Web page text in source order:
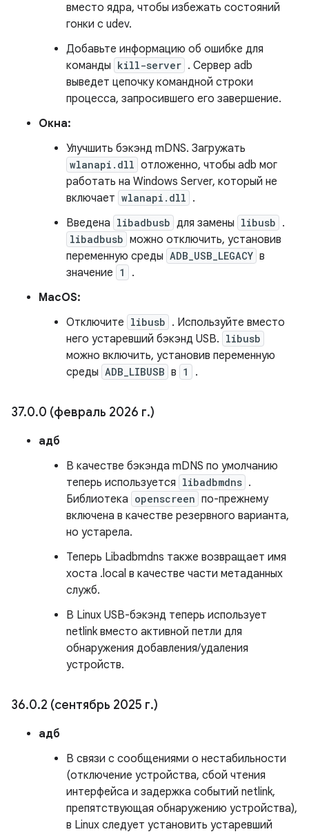
вместо ядра, чтобы избежать состояний
гонки с udev.
Добавьте информацию об ошибке для
команды kill-server . Сервер adb
выведет цепочку командной строки
процесса, запросившего его завершение.
Окна:
Улучшить бэкэнд mDNS. Загружать
wlanapi.dll отложенно, чтобы adb мог
работать на Windows Server, который не
включает wlanapi.dll .
Введена libadbusb для замены libusb .
libadbusb можно отключить, установив
переменную среды ADB_USB_LEGACY в
значение 1
.
MacOS:
Отключите libusb . Используйте вместо
него устаревший бэкэнд USB. libusb
можно включить, установив переменную
среды ADB_LIBUSB в 1 .
37.0.0 (февраль 2026 г.)
адб
В качестве бэкэнда mDNS по умолчанию
теперь используется libadbmdns .
Библиотека openscreen по-прежнему
включена в качестве резервного варианта,
но устарела.
Теперь Libadbmdns также возвращает имя
хоста .local в качестве части метаданных
служб.
В Linux USB-бэкэнд теперь использует
netlink вместо активной петли для
обнаружения добавления/удаления
устройств.
36.0.2 (сентябрь 2025 г.)
адб
В связи с сообщениями о нестабильности
(отключение устройства, сбой чтения
интерфейса и задержка событий netlink,
препятствующая обнаружению устройства),
в Linux следует установить устаревший